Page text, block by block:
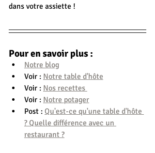
dans votre assiette !
Pour en savoir plus :
Notre blog
Voir : Notre table d'hôte
Voir : Nos recettes
Voir : Notre potager
Post : Qu'est-ce qu'une table d'hôte
? Quelle différence avec un
restaurant ?